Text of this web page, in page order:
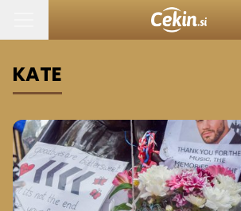
KATE